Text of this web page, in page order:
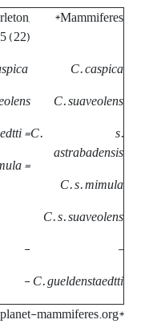
Mammiferes*
(22)
C. caspica
C. suaveolens
C. s.
astrabadensis
C. s. mimula
C. s. suaveolens
= C. gueldenstaedtti
= C. mimula
-
-
C. gueldenstaedtti
-
*http://www.planet-mammiferes.org